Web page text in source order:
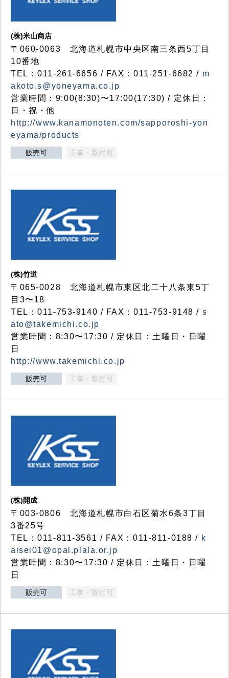
(株)米山商店
〒060-0063 北海道札幌市中央区南三条西5丁目
10番地
TEL：011-261-6656 / FAX：011-251-6682 / m
akoto.s@yoneyama.co.jp
営業時間：9:00(8:30)〜17:00(17:30) / 定休日：
日・祝・他
http://www.kanamonoten.com/sapporoshi-yon
eyama/products
販売可 工事・取付可
(株)竹道
〒065-0028 北海道札幌市東区北二十八条東5丁
目3〜18
TEL：011-753-9140 / FAX：011-753-9148 / s
ato@takemichi.co.jp
営業時間：8:30〜17:30 / 定休日：土曜日・日曜
日
http://www.takemichi.co.jp
販売可 工事・取付可
(株)開成
〒003-0806 北海道札幌市白石区菊水6条3丁目
3番25号
TEL：011-811-3561 / FAX：011-811-0188 / k
aisei01@opal.plala.or.jp
営業時間：8:30〜17:30 / 定休日：土曜日・日曜
日
販売可 工事・取付可